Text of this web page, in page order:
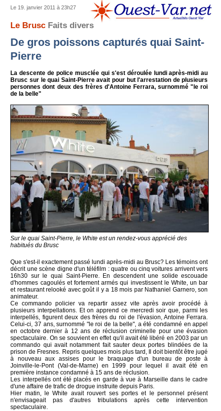
Le 19. janvier 2011 à 23h27
Le Brusc Faits divers
De gros poissons capturés quai Saint-
Pierre
La descente de police musclée qui s'est déroulée lundi après-midi au
Brusc sur le quai Saint-Pierre avait pour but l'arrestation de plusieurs
personnes dont deux des frères d'Antoine Ferrara, surnommé "le roi
de la belle"
Sur le quai Saint-Pierre, le White est un rendez-vous apprécié des
habitués du Brusc
Que s'est-il exactement passé lundi après-midi au Brusc? Les témoins ont
décrit une scène digne d'un téléfilm : quatre ou cinq voitures arrivent vers
16h30 sur le quai Saint-Pierre. En descendent une solide escouade
d'hommes cagoulés et fortement armés qui investissent le White, un bar
et restaurant relooké avec goût il y a 18 mois par Nathaniel Garnero, son
animateur.
Ce commando policier va repartir assez vite après avoir procédé à
plusieurs interpellations. Et on apprend ce mercredi soir que, parmi les
interpellés, figurent deux des frères du roi de l'évasion, Antoine Ferrara.
Celui-ci, 37 ans, surnommé "le roi de la belle", a été condamné en appel
en octobre dernier à 12 ans de réclusion criminelle pour une évasion
spectaculaire. On se souvient en effet qu'il avait été libéré en 2003 par un
commando qui avait notamment fait sauter deux portes blindées de la
prison de Fresnes. Repris quelques mois plus tard, Il doit bientôt être jugé
à nouveau aux assises pour le braquage d'un bureau de poste à
Joinville-le-Pont (Val-de-Marne) en 1999 pour lequel il avait été en
première instance condamné à 15 ans de réclusion.
Les interpellés ont été placés en garde à vue à Marseille dans le cadre
d'une affaire de trafic de drogue instruite depuis Paris.
Hier matin, le White avait rouvert ses portes et le personnel présent
n'envisageait pas d'autres tribulations après cette intervention
spectaculaire.